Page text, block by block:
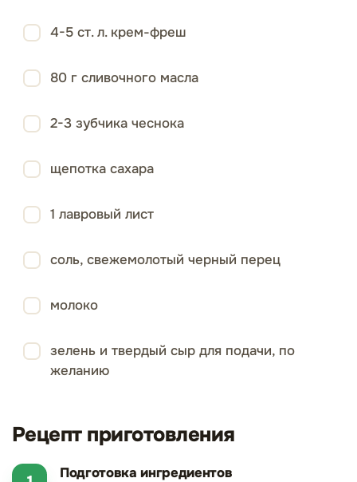
4-5 ст. л. крем-фреш
80 г сливочного масла
2-3 зубчика чеснока
щепотка сахара
1 лавровый лист
соль, свежемолотый черный перец
молоко
зелень и твердый сыр для подачи, по
желанию
Рецепт приготовления
Подготовка ингредиентов